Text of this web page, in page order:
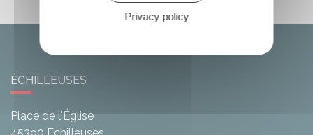
ÉCHILLEUSES
Place de l'Église
45390 Echilleuses
Privacy policy